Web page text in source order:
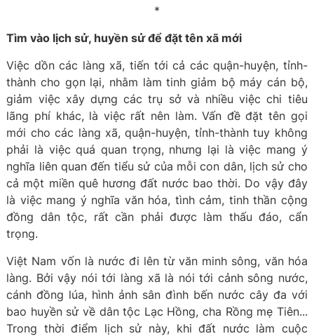
*
Tìm vào lịch sử, huyền sử để đặt tên xã mới
Việc dồn các làng xã, tiến tới cả các quận-huyện, tỉnh-
thành cho gọn lại, nhằm làm tinh giảm bộ máy cán bộ,
giảm việc xây dựng các trụ sở và nhiều việc chi tiêu
lãng phí khác, là việc rất nên làm. Vấn đề đặt tên gọi
mới cho các làng xã, quận-huyện, tỉnh-thành tuy không
phải là việc quá quan trọng, nhưng lại là việc mang ý
nghĩa liên quan đến tiểu sử của mỗi con dân, lịch sử cho
cả một miền quê hương đất nước bao thời. Do vậy đây
là việc mang ý nghĩa văn hóa, tình cảm, tinh thần cộng
đồng dân tộc, rất cần phải được làm thấu đáo, cẩn
trọng.
Việt Nam vốn là nước đi lên từ văn minh sông, văn hóa
làng. Bởi vậy nói tới làng xã là nói tới cảnh sông nước,
cánh đồng lúa, hình ảnh sân đình bến nước cây đa với
bao huyền sử về dân tộc Lạc Hồng, cha Rồng mẹ Tiên...
Trong thời điểm lịch sử này, khi đất nước làm cuộc